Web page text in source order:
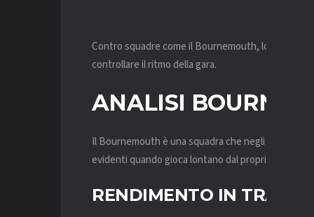
Contro squadre come il Bournemouth, lo United
controllare il ritmo della gara.
ANALISI
Il Bournemouth è una squadra che negli ultimi
evidenti quando gioca lontano dal proprio stadio.
RENDIMENTO IN